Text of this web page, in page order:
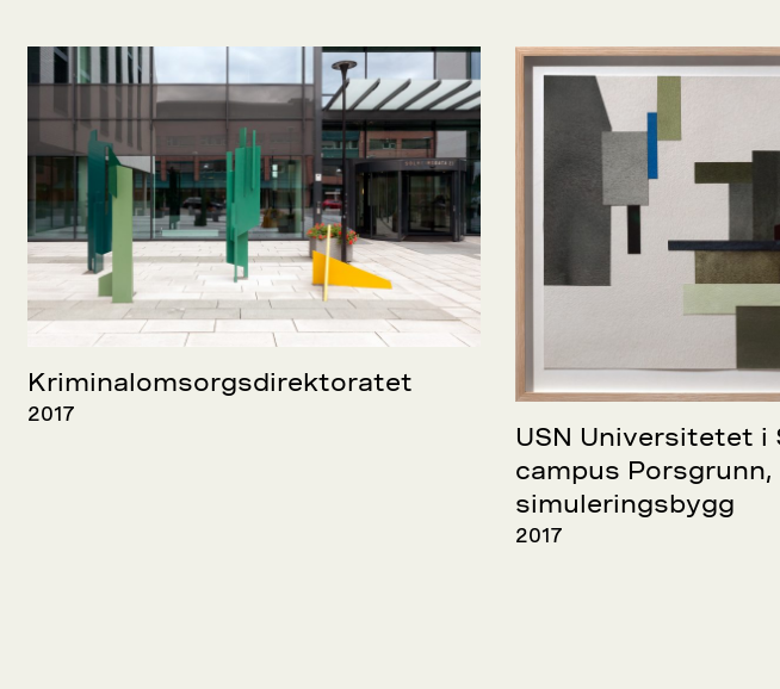
Kriminalomsorgsdirektoratet
2017
USN Universitetet i
campus Porsgrunn,
simuleringsbygg
2017